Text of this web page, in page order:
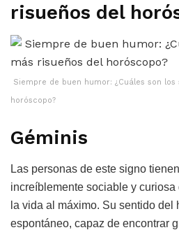
risueños del
Siempre de buen humor: ¿Cuáles son
horóscopo?
Géminis
Las personas de este signo
increíblemente sociable y
la vida al máximo. Su sentido del
espontáneo, capaz de encontrar